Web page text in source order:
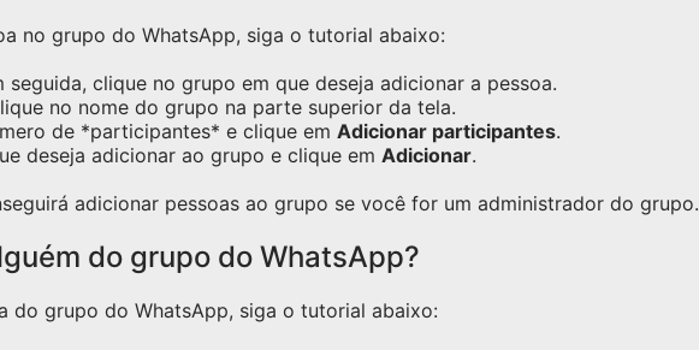
no grupo do WhatsApp, siga o tutorial abaixo:
seguida, clique no grupo em que deseja adicionar a pessoa.
no nome do grupo na parte superior da tela.
de *participantes* e clique em Adicionar participantes.
deseja adicionar ao grupo e clique em Adicionar.
adicionar pessoas ao grupo se você for um administrador do grupo.
do grupo do WhatsApp?
do grupo do WhatsApp, siga o tutorial abaixo: